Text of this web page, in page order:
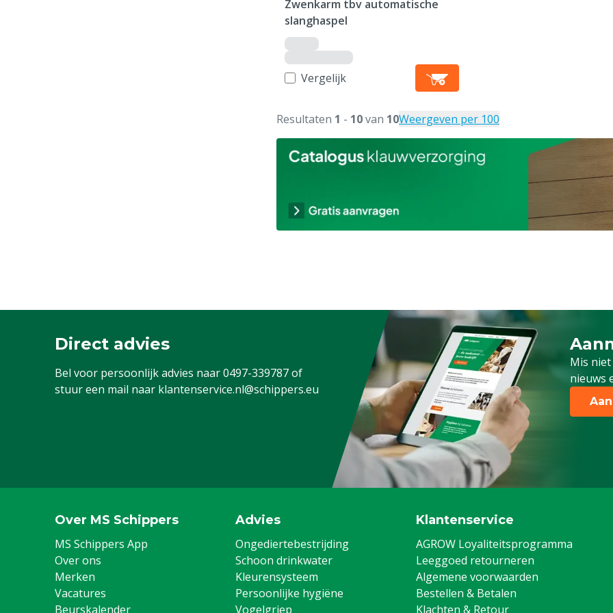
Zwenkarm tbv automatische
slanghaspel
Vergelijk
Resultaten 1 - 10van 10Weergeven per 100
Direct advies
Bel voor persoonlijk advies naar0497-339787of
stuur een mail naar klantenservice.nl@schippers.eu
Mis
nieuws
Schrijf
Over MS Schippers
MS Schippers App
Over ons
Merken
Vacatures
Beurskalender
Advies
Ongediertebestrijding
Schoon drinkwater
Kleurensysteem
Persoonlijke hygiëne
Vogelgriep
Klantenservice
AGROW Loyaliteitsprogramma
Leeggoed retourneren
Algemene voorwaarden
Bestellen & Betalen
Klachten & Retour